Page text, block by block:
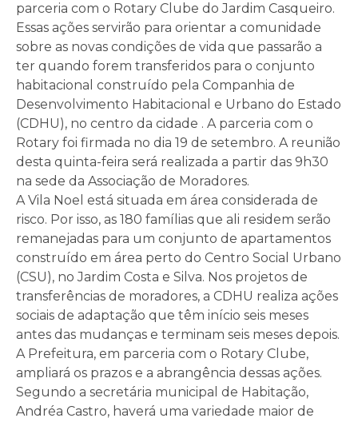
parceria com o Rotary Clube do Jardim Casqueiro.
Essas ações servirão para orientar a comunidade
sobre as novas condições de vida que passarão a
ter quando forem transferidos para o conjunto
habitacional construído pela Companhia de
Desenvolvimento Habitacional e Urbano do Estado
(CDHU), no centro da cidade . A parceria com o
Rotary foi firmada no dia 19 de setembro. A reunião
desta quinta-feira será realizada a partir das 9h30
na sede da Associação de Moradores.
A Vila Noel está situada em área considerada de
risco. Por isso, as 180 famílias que ali residem serão
remanejadas para um conjunto de apartamentos
construído em área perto do Centro Social Urbano
(CSU), no Jardim Costa e Silva. Nos projetos de
transferências de moradores, a CDHU realiza ações
sociais de adaptação que têm início seis meses
antes das mudanças e terminam seis meses depois.
A Prefeitura, em parceria com o Rotary Clube,
ampliará os prazos e a abrangência dessas ações.
Segundo a secretária municipal de Habitação,
Andréa Castro, haverá uma variedade maior de